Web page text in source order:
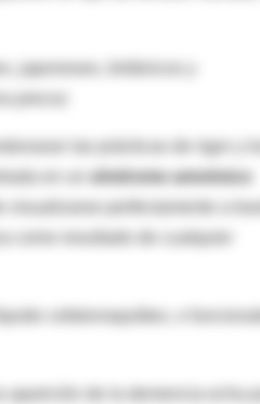
japoneses, británicos y
precoz
las prácticas de rigor y
síndrome amnésico
perfectamente a
como resultado de cualquier
cefalorraquídeo, o
de la demencia echa